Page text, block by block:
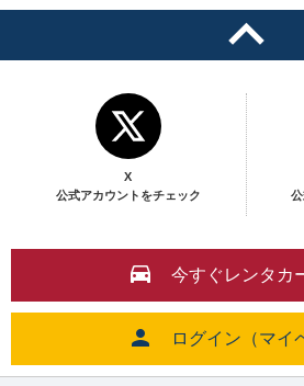
X
公式アカウントをチェック
今すぐレンタカ
ログイン（マイ